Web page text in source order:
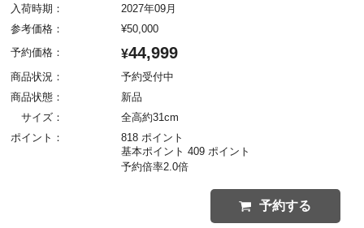
入荷時期：
2027年09月
参考価格：
¥50,000
予約価格：
¥44,999
商品状況：
予約受付中
商品状態：
新品
サイズ：
全高約31cm
ポイント：
818 ポイント
基本ポイント 409 ポイント
予約倍率2.0倍
予約する